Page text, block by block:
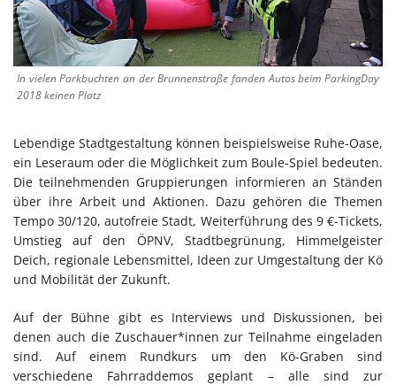
In vielen Parkbuchten an der Brunnenstraße fanden Autos beim ParkingDay
2018 keinen Platz
Lebendige Stadtgestaltung können beispielsweise Ruhe-Oase,
ein Leseraum oder die Möglichkeit zum Boule-Spiel bedeuten.
Die teilnehmenden Gruppierungen informieren an Ständen
über ihre Arbeit und Aktionen. Dazu gehören die Themen
Tempo 30/120, autofreie Stadt, Weiterführung des 9 €-Tickets,
Umstieg auf den ÖPNV, Stadtbegrünung, Himmelgeister
Deich, regionale Lebensmittel, Ideen zur Umgestaltung der Kö
und Mobilität der Zukunft.
Auf der Bühne gibt es Interviews und Diskussionen, bei
denen auch die Zuschauer*innen zur Teilnahme eingeladen
sind. Auf einem Rundkurs um den Kö-Graben sind
verschiedene Fahrraddemos geplant – alle sind zur